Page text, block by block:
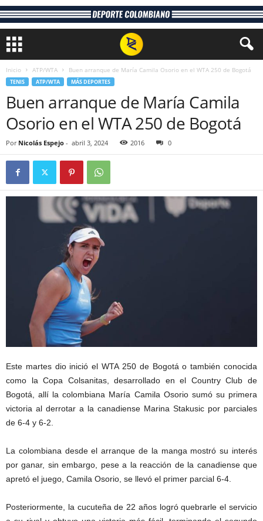
Inicio ATP/WTA Buen arranque de María Camila Osorio en el WTA 250 de Bogotá
TENIS ATP/WTA MÁS DEPORTES
Buen arranque de María Camila
Osorio en el WTA 250 de Bogotá
Por Nicolás Espejo - abril 3, 2024 2016 0
Este martes dio inició el WTA 250 de Bogotá o también conocida
como la Copa Colsanitas, desarrollado en el Country Club de
Bogotá, allí la colombiana María Camila Osorio sumó su primera
victoria al derrotar a la canadiense Marina Stakusic por parciales
de 6-4 y 6-2.
La colombiana desde el arranque de la manga mostró su interés
por ganar, sin embargo, pese a la reacción de la canadiense que
apretó el juego, Camila Osorio, se llevó el primer parcial 6-4.
Posteriormente, la cucuteña de 22 años logró quebrarle el servicio